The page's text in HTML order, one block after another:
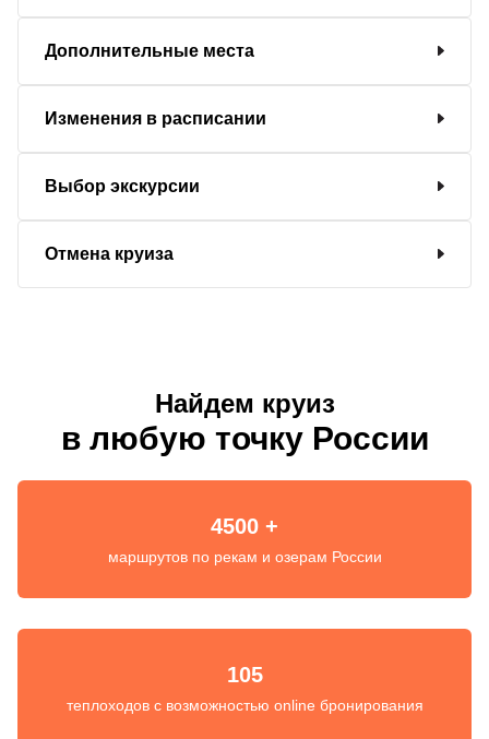
Дополнительные места
Изменения в расписании
Выбор экскурсии
Отмена круиза
Найдем круиз
в любую точку России
4500 +
маршрутов по рекам и озерам России
105
теплоходов с возможностью online бронирования